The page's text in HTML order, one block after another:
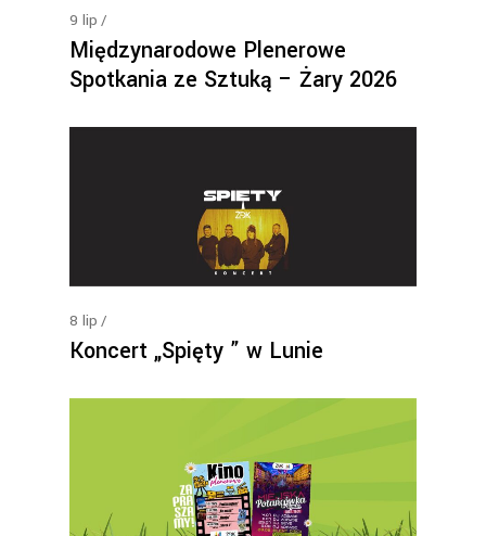
9 lip
Międzynarodowe Plenerowe
Spotkania ze Sztuką – Żary 2026
8 lip
Koncert „Spięty ” w Lunie